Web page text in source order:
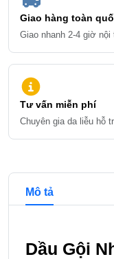
Giao hàng toàn
Giao nhanh 2-4 giờ nội
Tư vấn miễn phí
Chuyên gia da liễu hỗ
Chi tiết và đề
Mô tả
Dầu Gội